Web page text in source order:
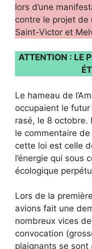
lors d’une
contre le projet de
Saint-Victor et
ATTENTION : LE
Le hameau de
occupaient le
rasé, le 8 octobre.
le commentaire
cette loi est celle
l’énergie qui sous
écologique
Lors de la
avions fait une
nombreux vices
convocation
plaignants se sont